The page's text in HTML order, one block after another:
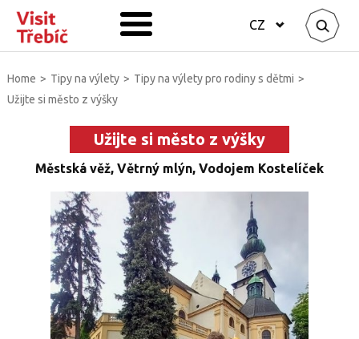
CZ
Home > Tipy na výlety > Tipy na výlety pro rodiny s dětmi >
Užijte si město z výšky
Užijte si město z výšky
Městská věž, Větrný mlýn, Vodojem Kostelíček